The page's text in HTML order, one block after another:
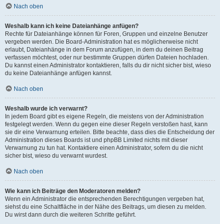
Nach oben
Weshalb kann ich keine Dateianhänge anfügen?
Rechte für Dateianhänge können für Foren, Gruppen und einzelne Benutzer
vergeben werden. Die Board-Administration hat es möglicherweise nicht
erlaubt, Dateianhänge in dem Forum anzufügen, in dem du deinen Beitrag
verfassen möchtest, oder nur bestimmte Gruppen dürfen Dateien hochladen.
Du kannst einen Administrator kontaktieren, falls du dir nicht sicher bist, wieso
du keine Dateianhänge anfügen kannst.
Nach oben
Weshalb wurde ich verwarnt?
In jedem Board gibt es eigene Regeln, die meistens von der Administration
festgelegt werden. Wenn du gegen eine dieser Regeln verstoßen hast, kann
sie dir eine Verwarnung erteilen. Bitte beachte, dass dies die Entscheidung der
Administration dieses Boards ist und phpBB Limited nichts mit dieser
Verwarnung zu tun hat. Kontaktiere einen Administrator, sofern du die nicht
sicher bist, wieso du verwarnt wurdest.
Nach oben
Wie kann ich Beiträge den Moderatoren melden?
Wenn ein Administrator die entsprechenden Berechtigungen vergeben hat,
siehst du eine Schaltfläche in der Nähe des Beitrags, um diesen zu melden.
Du wirst dann durch die weiteren Schritte geführt.